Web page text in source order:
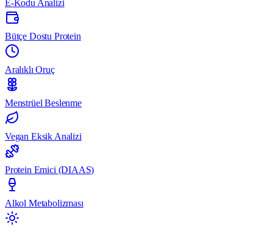
E-Kodu Analizi
Bütçe Dostu Protein
Aralıklı Oruç
Menstrüel Beslenme
Vegan Eksik Analizi
Protein Emici (DIAAS)
Alkol Metabolizması